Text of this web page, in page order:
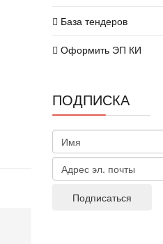
База тендеров
Оформить ЭП КИ
ПОДПИСКА